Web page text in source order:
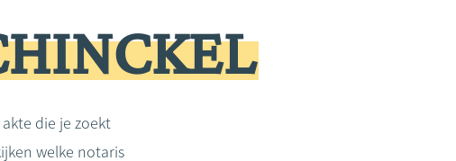
die je zoekt
welke notaris